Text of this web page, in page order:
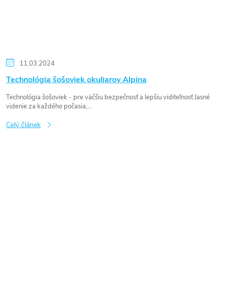
11.03.2024
Technológia šošoviek okuliarov Alpina
Technológia šošoviek - pre väčšiu bezpečnosť a lepšiu viditeľnosť Jasné
videnie za každého počasia,...
Celý článek